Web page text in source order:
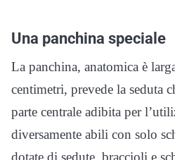
Una panchina speciale
La panchina, anatomica è
centimetri, prevede la seduta
parte centrale adibita per
diversamente abili con solo
dotate di sedute, braccioli e